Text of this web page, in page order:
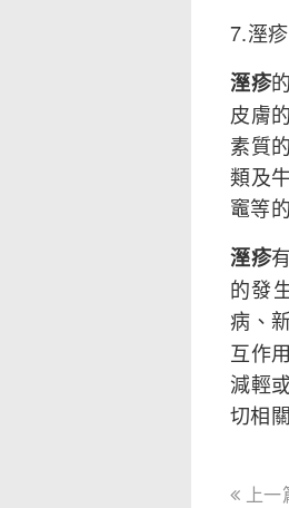
7.溼
溼疹
皮膚
素質
類及
竈等
溼疹
的發
病、
互作
減輕
切相
上一